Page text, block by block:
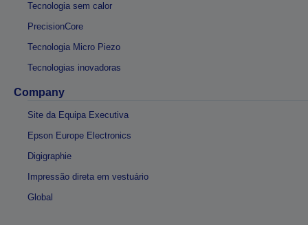
Tecnologia sem calor
PrecisionCore
Tecnologia Micro Piezo
Tecnologias inovadoras
Company
Site da Equipa Executiva
Epson Europe Electronics
Digigraphie
Impressão direta em vestuário
Global